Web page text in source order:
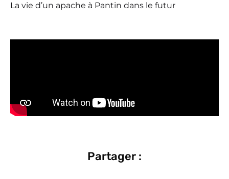
La vie d’un apache à Pantin dans le futur
Partager :